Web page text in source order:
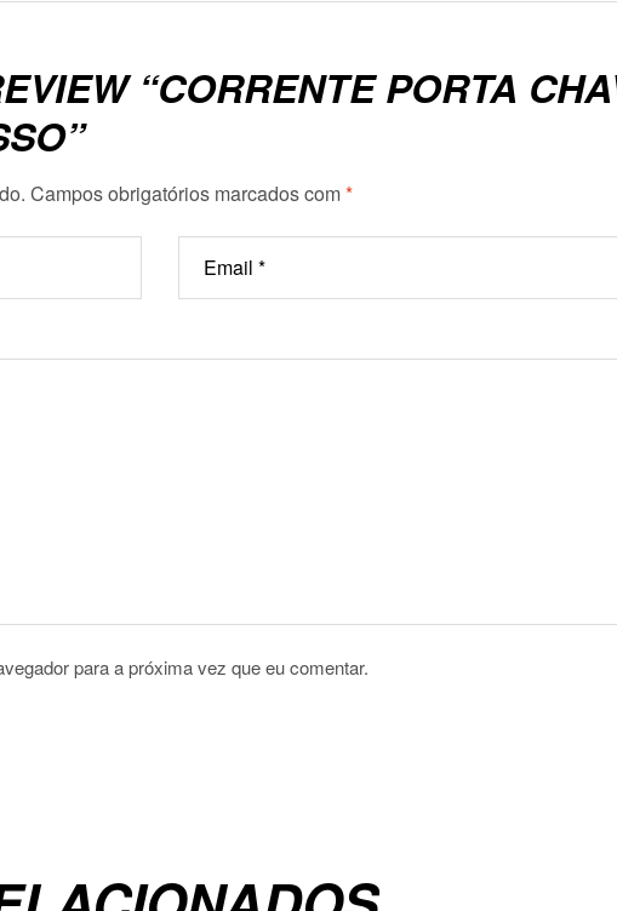
“CORRENTE PORTA
Campos obrigatórios marcados com*
para a próxima vez que eu comentar.